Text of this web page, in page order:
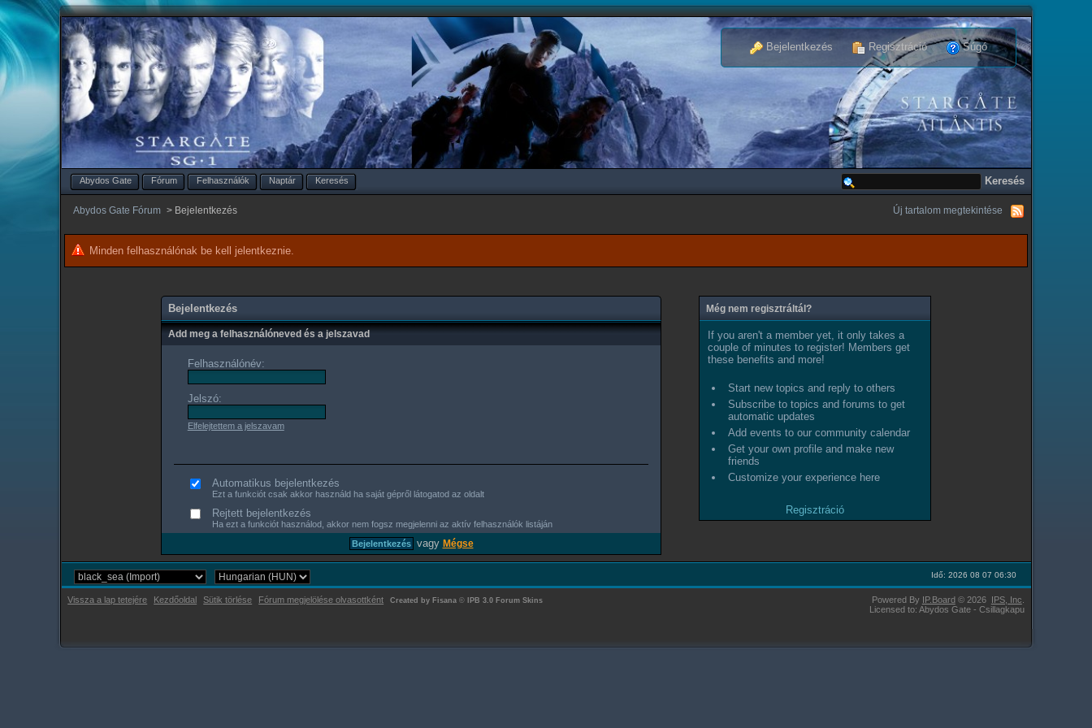
Bejelentkezés Regisztráció Súgó
Abydos Gate Fórum Felhasználók Naptár Keresés
Abydos Gate Fórum > Bejelentkezés Új tartalom megtekintése
Minden felhasználónak be kell jelentkeznie.
Bejelentkezés
Add meg a felhasználóneved és a jelszavad
Felhasználónév:
Jelszó:
Elfelejtettem a jelszavam
Automatikus bejelentkezés
Ezt a funkciót csak akkor használd ha saját gépről látogatod az oldalt
Rejtett bejelentkezés
Ha ezt a funkciót használod, akkor nem fogsz megjelenni az aktív felhasználók listáján
vagy Mégse
Még nem regisztráltál?
If you aren't a member yet, it only takes a
couple of minutes to register! Members get
these benefits and more!
Start new topics and reply to others
Subscribe to topics and forums to get
automatic updates
Add events to our community calendar
Get your own profile and make new
friends
Customize your experience here
Regisztráció
Idő: 2026 08 07 06:30
Vissza a lap tetejére Kezdőoldal Sütik törlése Fórum megjelölése olvasottként Powered By IP.Board © 2026 IPS, Inc.
Licensed to: Abydos Gate - Csillagkapu
Created by Fisana © IPB 3.0 Forum Skins